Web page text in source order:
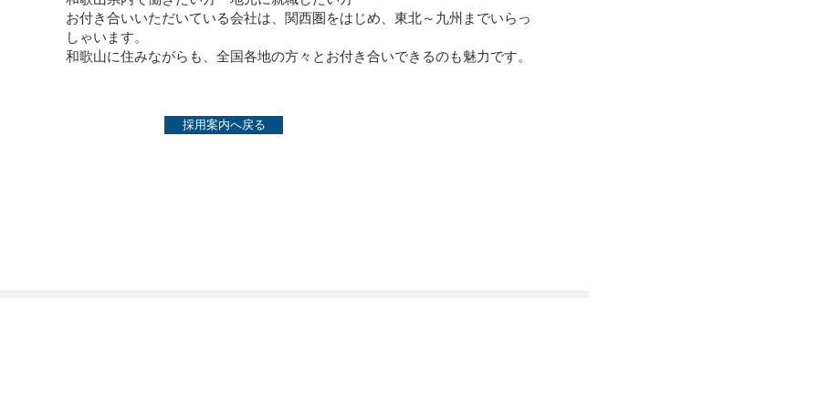
お付き合いいただいている会社は、関西圏をはじめ、東北～九州までいらっ
しゃいます。
和歌山に住みながらも、全国各地の方々とお付き合いできるのも魅力です。
採用案内へ戻る